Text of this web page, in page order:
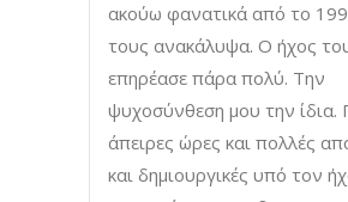
ακούω φανατικά από το
τους ανακάλυψα. Ο ήχος
επηρέασε πάρα πολύ. Την
ψυχοσύνθεση μου την ίδια.
άπειρες ώρες και πολλές
και δημιουργικές υπό τον